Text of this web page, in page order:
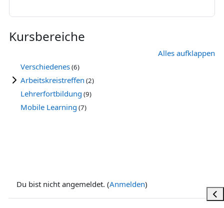
Kursbereiche
Alles aufklappen
Verschiedenes(6)
Arbeitskreistreffen (2)
Lehrerfortbildung (9)
Mobile Learning (7)
Du bist nicht angemeldet. (Anmelden)